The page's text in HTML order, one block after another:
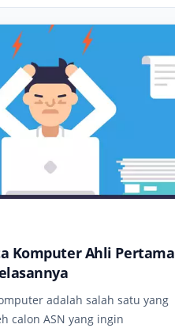
Komputer Ahli Pertama
adalah salah satu yang
calon ASN yang ingin